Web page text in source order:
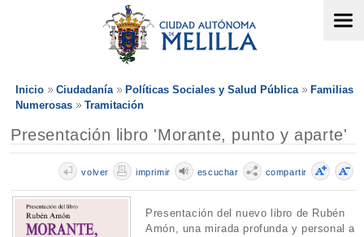
Inicio Ciudadanía Políticas Sociales y Salud Pública
Familias
Numerosas
Tramitación
Presentación libro 'Morante, punto y aparte'
compartir
escuchar
imprimir
volver
Presentación del nuevo libro de Rubén
Amón, una mirada profunda y personal a